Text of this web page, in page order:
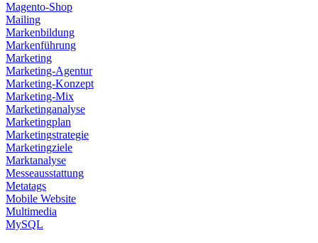
Magento-Shop
Mailing
Markenbildung
Markenführung
Marketing
Marketing-Agentur
Marketing-Konzept
Marketing-Mix
Marketinganalyse
Marketingplan
Marketingstrategie
Marketingziele
Marktanalyse
Messeausstattung
Metatags
Mobile Website
Multimedia
MySQL